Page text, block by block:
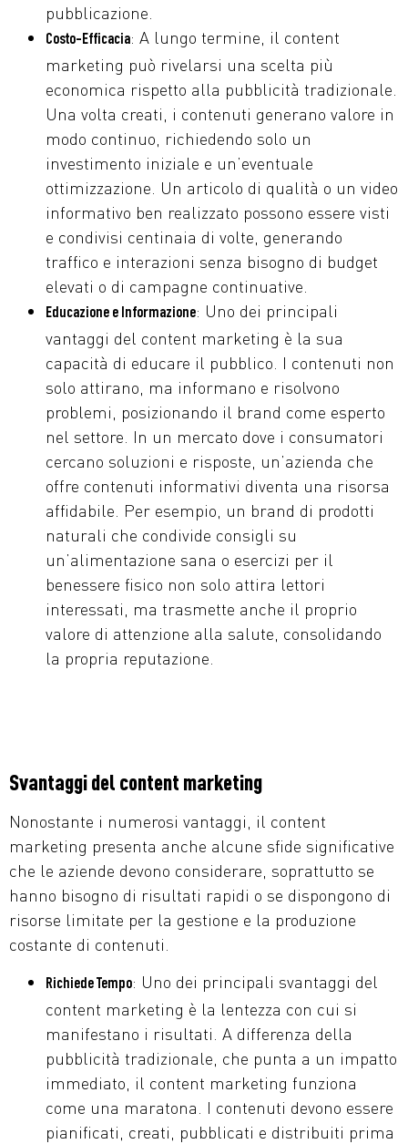
pubblicazione.
Costo-Efficacia: A lungo termine, il content
marketing può rivelarsi una scelta più
economica rispetto alla pubblicità tradizionale.
Una volta creati, i contenuti generano valore in
modo continuo, richiedendo solo un
investimento iniziale e un’eventuale
ottimizzazione. Un articolo di qualità o un video
informativo ben realizzato possono essere visti
e condivisi centinaia di volte, generando
traffico e interazioni senza bisogno di budget
elevati o di campagne continuative.
Educazione e Informazione: Uno dei principali
vantaggi del content marketing è la sua
capacità di educare il pubblico. I contenuti non
solo attirano, ma informano e risolvono
problemi, posizionando il brand come esperto
nel settore. In un mercato dove i consumatori
cercano soluzioni e risposte, un’azienda che
offre contenuti informativi diventa una risorsa
affidabile. Per esempio, un brand di prodotti
naturali che condivide consigli su
un’alimentazione sana o esercizi per il
benessere fisico non solo attira lettori
interessati, ma trasmette anche il proprio
valore di attenzione alla salute, consolidando
la propria reputazione.
Svantaggi del content marketing
Nonostante i numerosi vantaggi, il content
marketing presenta anche alcune sfide significative
che le aziende devono considerare, soprattutto se
hanno bisogno di risultati rapidi o se dispongono di
risorse limitate per la gestione e la produzione
costante di contenuti.
Richiede Tempo: Uno dei principali svantaggi del
content marketing è la lentezza con cui si
manifestano i risultati. A differenza della
pubblicità tradizionale, che punta a un impatto
immediato, il content marketing funziona
come una maratona. I contenuti devono essere
pianificati, creati, pubblicati e distribuiti prima